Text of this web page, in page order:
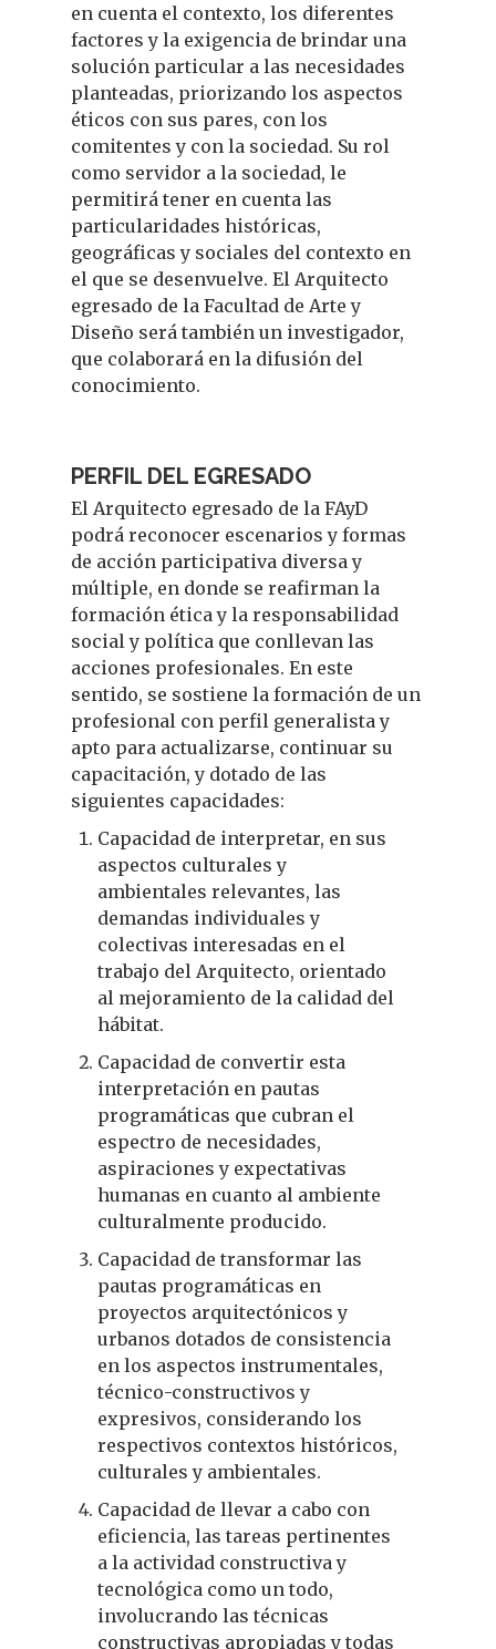
en cuenta el contexto, los diferentes
factores y la exigencia de brindar una
solución particular a las necesidades
planteadas, priorizando los aspectos
éticos con sus pares, con los
comitentes y con la sociedad. Su rol
como servidor a la sociedad, le
permitirá tener en cuenta las
particularidades históricas,
geográficas y sociales del contexto en
el que se desenvuelve. El Arquitecto
egresado de la Facultad de Arte y
Diseño será también un investigador,
que colaborará en la difusión del
conocimiento.
PERFIL DEL EGRESADO
El Arquitecto egresado de la FAyD
podrá reconocer escenarios y formas
de acción participativa diversa y
múltiple, en donde se reafirman la
formación ética y la responsabilidad
social y política que conllevan las
acciones profesionales. En este
sentido, se sostiene la formación de un
profesional con perfil generalista y
apto para actualizarse, continuar su
capacitación, y dotado de las
siguientes capacidades:
Capacidad de interpretar, en sus
aspectos culturales y
ambientales relevantes, las
demandas individuales y
colectivas interesadas en el
trabajo del Arquitecto, orientado
al mejoramiento de la calidad del
hábitat.
Capacidad de convertir esta
interpretación en pautas
programáticas que cubran el
espectro de necesidades,
aspiraciones y expectativas
humanas en cuanto al ambiente
culturalmente producido.
Capacidad de transformar las
pautas programáticas en
proyectos arquitectónicos y
urbanos dotados de consistencia
en los aspectos instrumentales,
técnico-constructivos y
expresivos, considerando los
respectivos contextos históricos,
culturales y ambientales.
Capacidad de llevar a cabo con
eficiencia, las tareas pertinentes
a la actividad constructiva y
tecnológica como un todo,
involucrando las técnicas
constructivas apropiadas y todas